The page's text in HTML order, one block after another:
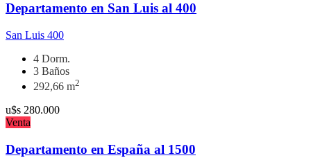
Departamento en San Luis al 400
San Luis 400
4 Dorm.
3 Baños
292,66 m2
u$s 280.000
Venta
Departamento en España al 1500